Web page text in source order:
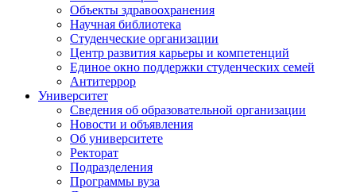
Объекты здравоохранения
Научная библиотека
Студенческие организации
Центр развития карьеры и компетенций
Единое окно поддержки студенческих семей
Антитеррор
Университет
Сведения об образовательной организации
Новости и объявления
Об университете
Ректорат
Подразделения
Программы вуза